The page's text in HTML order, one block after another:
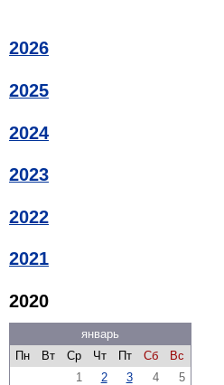
2026
2025
2024
2023
2022
2021
2020
январь
Пн
Вт Ср Чт Пт Сб
Вс
1
2 3 4
5